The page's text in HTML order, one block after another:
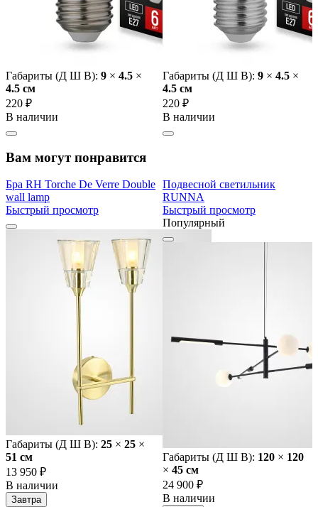
Габариты (Д Ш В): 9 × 4.5 ×
4.5 cм
220 ₽
В наличии
Габариты (Д Ш В): 9 × 4.5 ×
4.5 cм
220 ₽
В наличии
Вам могут понравится
Бра RH Torche De Verre Double
wall lamp
Быстрый просмотр
Габариты (Д Ш В): 25 × 25 ×
51 cм
13 950 ₽
В наличии
Завтра
Подвесной светильник
RUNNA
Быстрый просмотр
Популярный
Габариты (Д Ш В): 120 × 120
× 45 cм
24 900 ₽
В наличии